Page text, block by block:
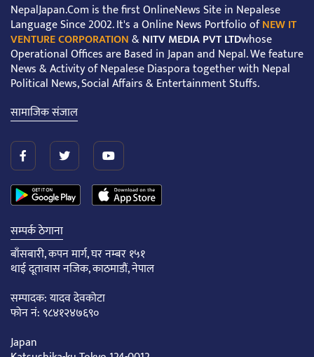
NepalJapan.Com is the first OnlineNews Site in Nepalese
Language Since 2002. It's a Online News Portfolio ofNEW IT
VENTURE CORPORATION&NITV MEDIA PVT LTDwhose
Operational Offices are Based in Japan and Nepal. We feature
News & Activity of Nepalese Diaspora together with Nepal
Political News, Social Affairs & Entertainment Stuffs.
सामाजिक संजाल
सम्पर्क ठेगाना
बाँसबारी, कपन मार्ग, घर नम्बर १५१
थाई दूतावास नजिक, काठमाडौं, नेपाल
सम्पादक: यादव देवकोटा
फोन नं: ९८४१२४७६९०
Japan